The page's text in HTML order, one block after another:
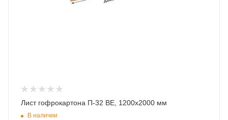
Лист гофрокартона П-32 ВЕ, 1200х2000 мм
В наличии